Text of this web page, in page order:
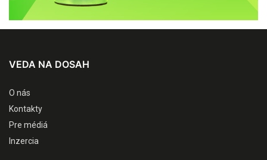
VEDA NA DOSAH
O nás
Kontakty
Pre médiá
Inzercia